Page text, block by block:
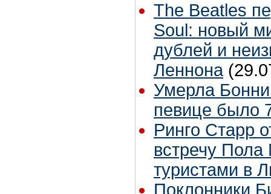
The Beatles
Soul: новый
дублей и
Леннона
Умерла
певице было
Ринго Старр
встречу Пола
туристами в
Поклонники